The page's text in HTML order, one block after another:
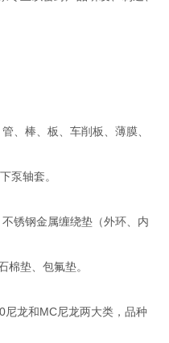
、棒、板、车削板、薄膜、
泵轴套。
锈钢金属缠绕垫（外环、内
棉垫、包氟垫。
龙和MC尼龙两大类，品种